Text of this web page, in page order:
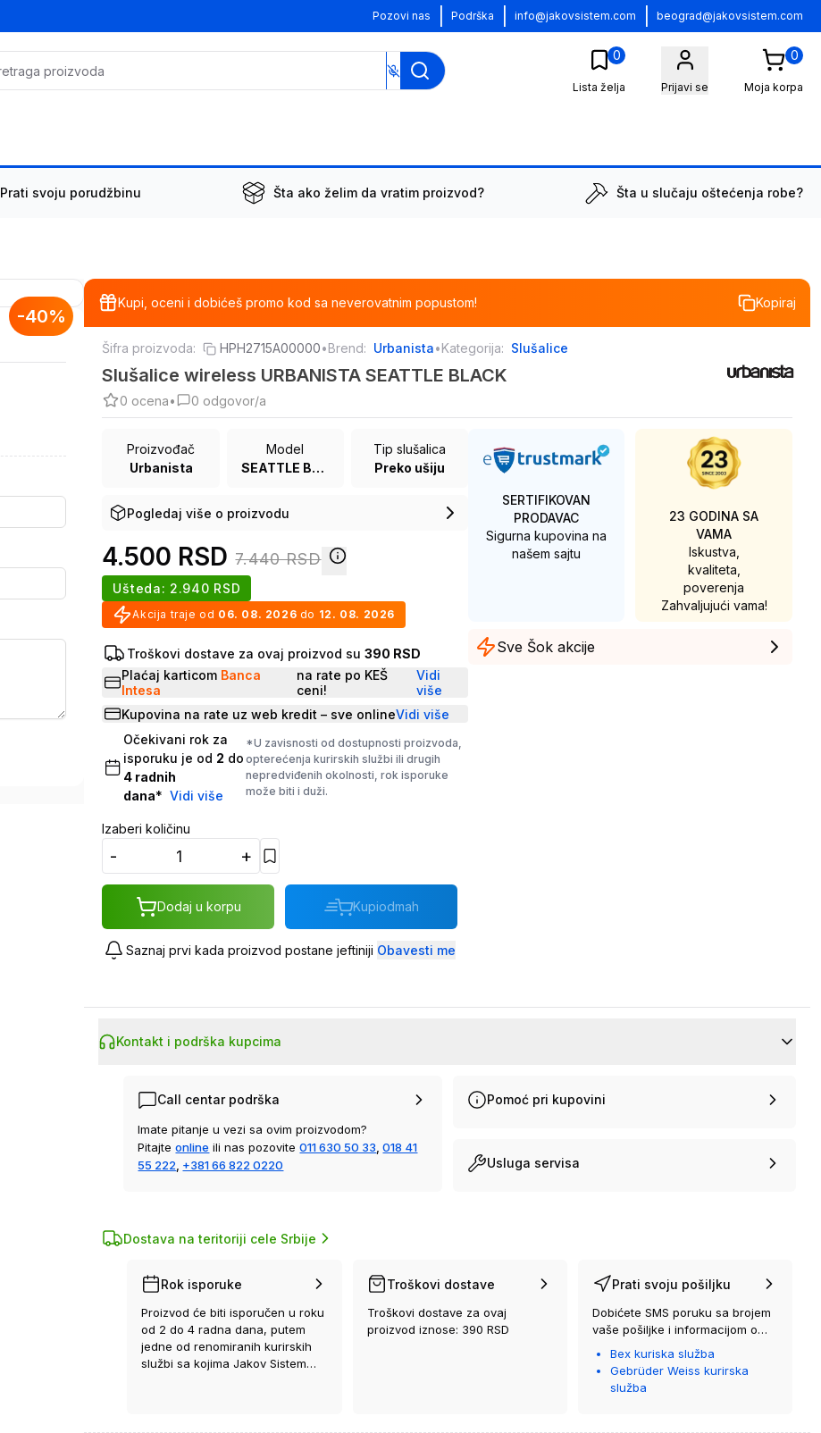
Pozovi nas Podrška info@jakovsistem.com beograd@jakovsistem.com
0
Lista želja Prijavi se
0
Moja korpa
Prati svoju porudžbinu Šta ako želim da vratim proizvod? Šta u slučaju oštećenja robe?
-40%
Kupi, oceni i dobićeš promo kod sa neverovatnim popustom! Kopiraj
Šifra proizvoda: HPH2715A00000•Brend: Urbanista•Kategorija: Slušalice
Slušalice wireless URBANISTA SEATTLE BLACK
0 ocena• 0 odgovor/a
Proizvođač
Urbanista
Model
SEATTLE BLACK
Tip slušalica
Preko ušiju
Pogledaj više o proizvodu
4.500 RSD 7.440RSD
Ušteda: 2.940 RSD
Akcija traje od 06. 08. 2026 do 12. 08. 2026
Troškovi dostave za ovaj proizvod su 390 RSD
Plaćaj karticom Banca
Intesa
na rate po KEŠ
ceni!
Vidi
više
Kupovina na rate uz web kredit – sve onlineVidi više
Očekivani rok za
isporuku je od 2 do
4 radnih
dana* Vidi više
*U zavisnosti od dostupnosti proizvoda,
opterećenja kurirskih službi ili drugih
nepredviđenih okolnosti, rok isporuke
može biti i duži.
Izaberi količinu
- +
Dodaj u korpu Kupiodmah
Saznaj prvi kada proizvod postane jeftiniji Obavesti me
SERTIFIKOVAN
PRODAVAC
Sigurna kupovina na
našem sajtu
23 GODINA SA
VAMA
Iskustva,
kvaliteta,
poverenja
Zahvaljujući vama!
Sve Šok akcije
Kontakt i podrška kupcima
Call centar podrška
Imate pitanje u vezi sa ovim proizvodom?
Pitajte online ili nas pozovite 011 630 50 33 018 41
55 222 +381 66 822 0220
Pomoć pri kupovini
Usluga servisa
Dostava na teritoriji cele Srbije
Rok isporuke
Proizvod će biti isporučen u roku
od 2 do 4 radna dana, putem
jedne od renomiranih kurirskih
službi sa kojima Jakov Sistem
Troškovi dostave
Troškovi dostave za ovaj
proizvod iznose: 390 RSD
Prati svoju pošiljku
Dobićete SMS poruku sa brojem
vaše pošiljke i informacijom o
kurirskoj službi koja će vam je
Bex kuriska služba
Gebrüder Weiss kurirska
služba